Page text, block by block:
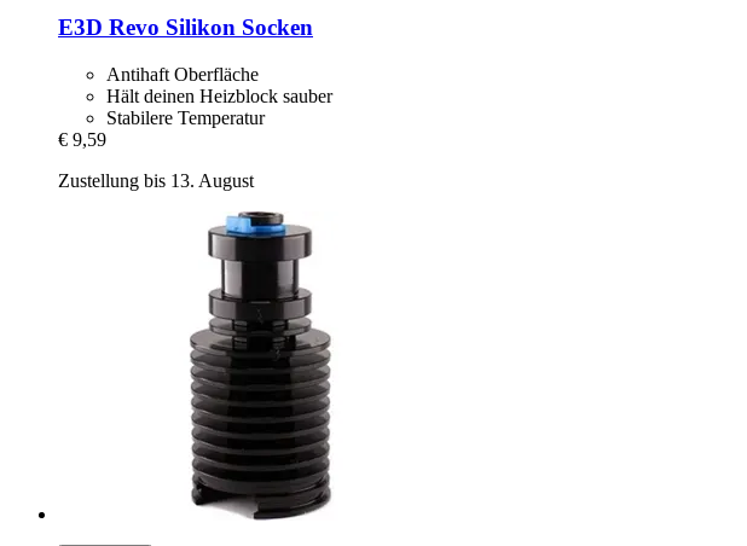
E3D Revo Silikon Socken
Antihaft Oberfläche
Hält deinen Heizblock sauber
Stabilere Temperatur
€ 9,59
Zustellung bis 13. August